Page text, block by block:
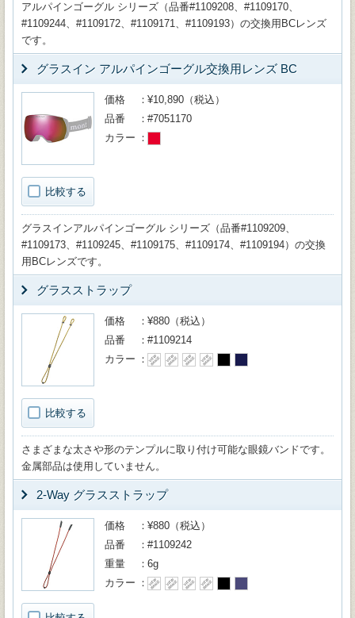
アルパインゴーグル シリーズ（品番#1109208、#1109170、
#1109244、#1109172、#1109171、#1109193）の交換用BCレンズ
です。
グラスイン アルパインゴーグル交換用レンズ BC
比較する
価格
¥10,890（税込）
品番
#7051170
カラー
グラスインアルパインゴーグル シリーズ（品番#1109209、
#1109173、#1109245、#1109175、#1109174、#1109194）の交換
用BCレンズです。
グラスストラップ
比較する
価格
¥880（税込）
品番
#1109214
カラー
さまざまな太さや形のテンプルに取り付け可能な眼鏡バンドです。
金属部品は使用していません。
2-Way グラスストラップ
価格
¥880（税込）
品番
#1109242
重量
6g
カラー